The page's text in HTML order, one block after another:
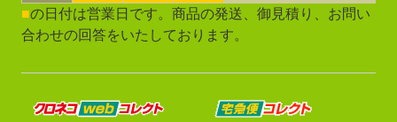
■の日付は営業日です。商品の発送、御見積り、お問い
合わせの回答をいたしております。